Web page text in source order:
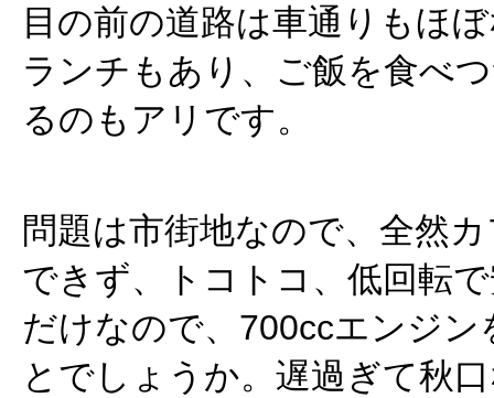
目の前の道路は車通りもほ
ランチもあり、ご飯を食べ
るのもアリです。
問題は市街地なので、全然
できず、トコトコ、低回転
だけなので、700ccエンジン
とでしょうか。遅過ぎて秋